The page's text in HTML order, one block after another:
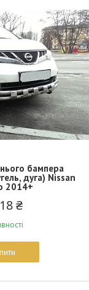
бампера
дуга) Nissan
2014+
₴